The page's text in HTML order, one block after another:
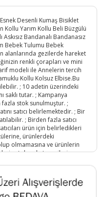
Desenli Kumaş Bisiklet
Kollu Yarım Kollu Beli Büzgülü
Askısız Bandanalı Bandanasız
Bebek Tulumu Bebek
alanlarında gezilerde hareket
renkli çorapları ve mini
modeli ile Annelerin tercih
Kollu Kolsuz Elbise.Bu
; 10 adetin üzerindeki
saklı tutar. ; Kampanya
stok sunulmuştur. ;
satıcı belirlemektedir. ; Bir
; Birden fazla satıcı
ürün için belirledikleri
ürünlerdeki
olmamasına ve ürünlerin
stok ve kategorileri